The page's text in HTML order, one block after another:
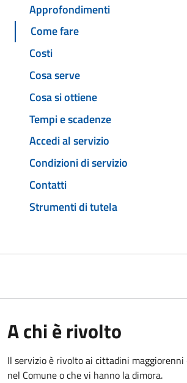
Approfondimenti
Come fare
Costi
Cosa serve
Cosa si ottiene
Tempi e scadenze
Accedi al servizio
Condizioni di servizio
Contatti
Strumenti di tutela
A chi è rivolto
Il servizio è rivolto ai cittadini maggiorenni
nel Comune o che vi hanno la dimora.